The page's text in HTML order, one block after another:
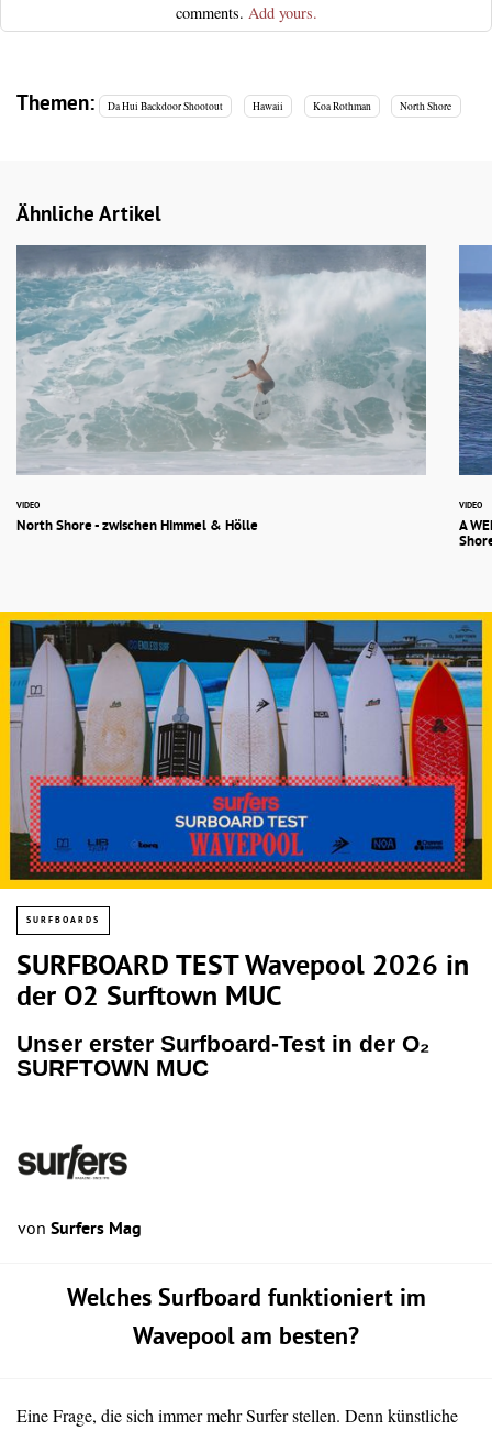
comments. Add yours.
Themen: Da Hui Backdoor Shootout Hawaii Koa Rothman North Shore
Ähnliche Artikel
VIDEO
North Shore - zwischen Himmel & Hölle
VIDEO
A
SURFBOARDS
SURFBOARD TEST Wavepool 2026 in
der O2 Surftown MUC
Unser erster Surfboard-Test in der O₂
SURFTOWN MUC
von Surfers Mag
Welches Surfboard funktioniert im
Wavepool am besten?
Eine Frage, die sich immer mehr Surfer stellen. Denn künstliche